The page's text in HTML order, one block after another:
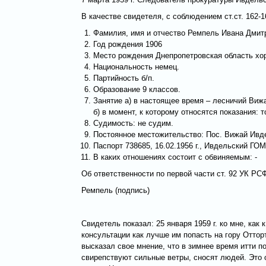
В качестве свидетеля, с соблюдением ст.ст.
Фамилия, имя и отчество Ремпель Ивана
Год рождения 1906
Место рождения Днепропетровская область
Национальность немец.
Партийность б/п.
Образование 9 классов.
Занятие а) в настоящее время – лесничий
б) в момент, к которому относятся показания:
Судимость: не судим.
Постоянное местожительство: Пос. Вижай
Паспорт 738685, 16.02.1956 г., Ивдельский
В каких отношениях состоит с обвиняемым: -
Об ответственности по первой части ст. 92 УК
Ремпель (подпись)
Свидетель показал: 25 января 1959 г. ко мне,
консультации как лучше им попасть на гору
высказал свое мнение, что в зимнее время итти
свирепствуют сильные ветры, сносят людей. Это